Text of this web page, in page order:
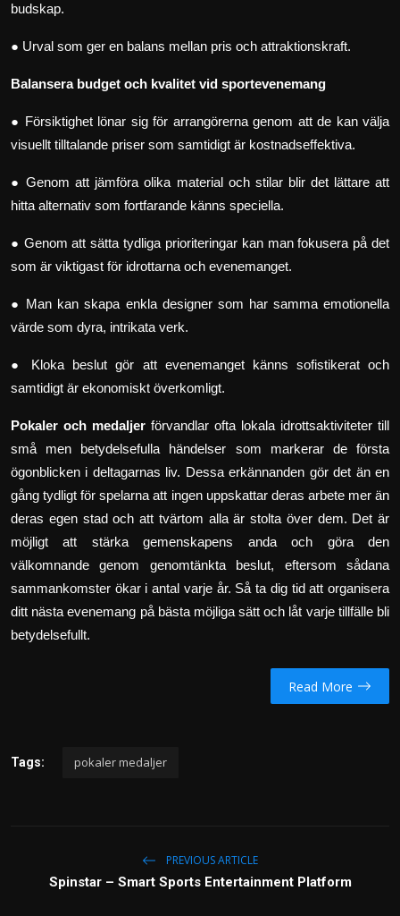
budskap.
● Urval som ger en balans mellan pris och attraktionskraft.
Balansera budget och kvalitet vid sportevenemang
● Försiktighet lönar sig för arrangörerna genom att de kan välja
visuellt tilltalande priser som samtidigt är kostnadseffektiva.
● Genom att jämföra olika material och stilar blir det lättare att
hitta alternativ som fortfarande känns speciella.
● Genom att sätta tydliga prioriteringar kan man fokusera på det
som är viktigast för idrottarna och evenemanget.
● Man kan skapa enkla designer som har samma emotionella
värde som dyra, intrikata verk.
● Kloka beslut gör att evenemanget känns sofistikerat och
samtidigt är ekonomiskt överkomligt.
Pokaler och medaljer förvandlar ofta lokala idrottsaktiviteter till
små men betydelsefulla händelser som markerar de första
ögonblicken i deltagarnas liv. Dessa erkännanden gör det än en
gång tydligt för spelarna att ingen uppskattar deras arbete mer än
deras egen stad och att tvärtom alla är stolta över dem. Det är
möjligt att stärka gemenskapens anda och göra den
välkomnande genom genomtänkta beslut, eftersom sådana
sammankomster ökar i antal varje år. Så ta dig tid att organisera
ditt nästa evenemang på bästa möjliga sätt och låt varje tillfälle bli
betydelsefullt.
Read More
Tags: pokaler medaljer
PREVIOUS ARTICLE
Spinstar – Smart Sports Entertainment Platform